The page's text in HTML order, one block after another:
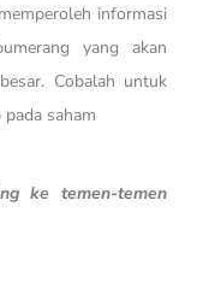
informasi
yang akan
Cobalah untuk
saham
ke temen-temen